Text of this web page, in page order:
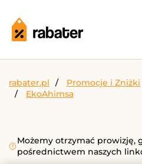
rabater.pl Promocje i Zniżki
EkoAhimsa
Możemy otrzymać prowizję,
pośrednictwem naszych